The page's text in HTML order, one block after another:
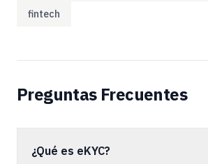
fintech
Preguntas Frecuentes
¿Qué es eKYC?